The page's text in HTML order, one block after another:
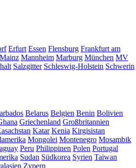
Erfurt Essen Flensburg Frankfurt am
Mainz Mannheim Marburg München MV
Salzgitter Schleswig-Holstein Schwerin
Belarus Belgien Benin Bolivien
Griechenland Großbritannien
Katar Kenia Kirgisistan
Mongolei Montenegro Mosambik
Peru Philippinen Polen Portugal
Sudan Südkorea Syrien Taiwan
Zypern